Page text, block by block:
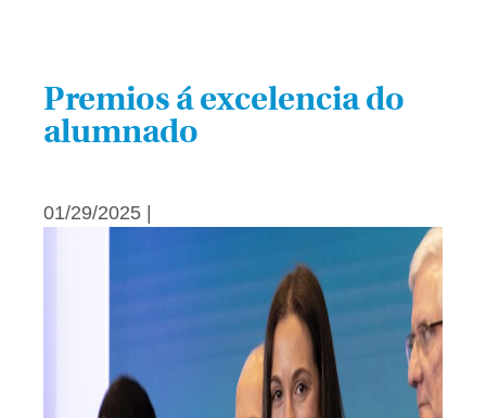
Premios á excelencia do
alumnado
01/29/2025 |